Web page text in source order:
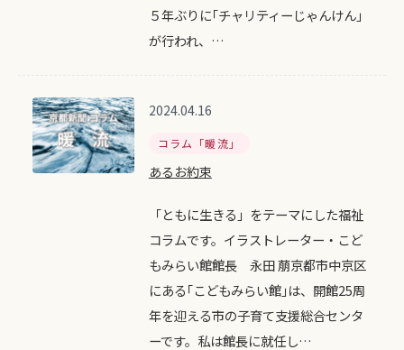
５年ぶりに｢チャリティーじゃんけん｣
が行われ、…
2024.04.16
コラム「暖流」
あるお約束
「ともに生きる」をテーマにした福祉
コラムです。イラストレーター・こど
もみらい館館長 永田 萠京都市中京区
にある｢こどもみらい館｣は、開館25周
年を迎える市の子育て支援総合センタ
ーです。私は館長に就任し…